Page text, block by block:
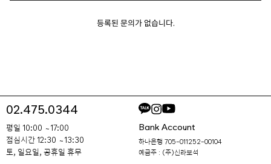
등록된 문의가 없습니다.
02.475.0344
평일 10:00 ~ 17:00
점심시간 12:30 ~ 13:30
토, 일요일, 공휴일 휴무
Bank Account
하나은행 705-011252-00104
예금주 : (주)신라보석